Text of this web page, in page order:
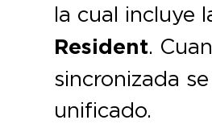
la cual incluye
Resident.
sincronizada
unificado.